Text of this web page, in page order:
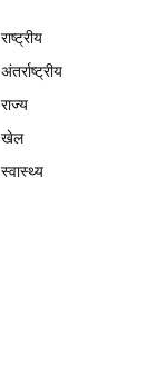
राष्ट्रीय
अंतर्राष्ट्रीय
राज्य
खेल
स्वास्थ्य